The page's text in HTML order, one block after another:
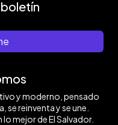
y moderno, pensado
se reinventa y se une.
mejor de El Salvador.